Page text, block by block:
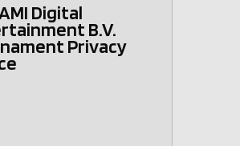
Digital
B.V.
Privacy